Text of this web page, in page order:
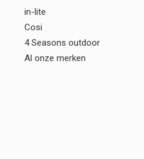
in-lite
Cosi
4 Seasons outdoor
Al onze merken